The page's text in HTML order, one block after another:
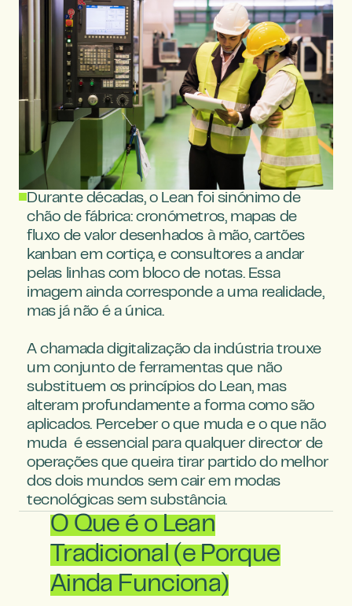
Durante décadas, o Lean foi sinónimo de
chão de fábrica: cronómetros, mapas de
fluxo de valor desenhados à mão, cartões
kanban em cortiça, e consultores a andar
pelas linhas com bloco de notas. Essa
imagem ainda corresponde a uma realidade,
mas já não é a única.
A chamada digitalização da indústria trouxe
um conjunto de ferramentas que não
substituem os princípios do Lean, mas
alteram profundamente a forma como são
aplicados. Perceber o que muda e o que não
muda  é essencial para qualquer director de
operações que queira tirar partido do melhor
dos dois mundos sem cair em modas
tecnológicas sem substância.
O Que é o Lean
Tradicional (e Porque
Ainda Funciona)